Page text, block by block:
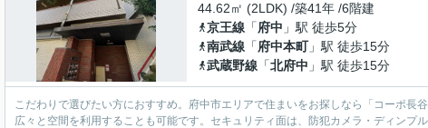
44.62㎡ (2LDK) /築41年 /6階建
京王線 「府中 」駅 徒歩5分
南武線 「府中本町」駅 徒歩15分
武蔵野線 「北府中 」駅 徒歩15分
こだわりで選びたい方におすすめ。府中市エリアで住まいをお探しなら「コーポ長
広々と空間を利用することも可能です。セキュリティ面は、防犯カメラ・ディンプ